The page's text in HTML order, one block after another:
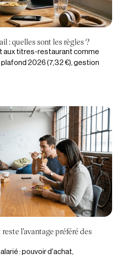
: quelles sont les règles ?
aux titres-restaurant comme
plafond 2026 (7,32 €), gestion
l'avantage préféré des
: pouvoir d'achat,